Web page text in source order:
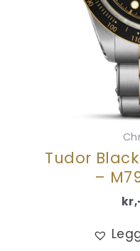
Tudor
–